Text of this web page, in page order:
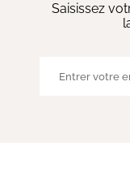
Saisissez